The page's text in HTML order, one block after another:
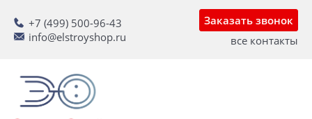
+7 (499) 500-96-43
info@elstroyshop.ru
Заказать звонок
все контакты